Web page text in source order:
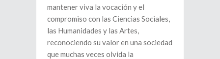
mantener viva la vocación y el
compromiso con las Ciencias Sociales,
las Humanidades y las Artes,
reconociendo su valor en una sociedad
que muchas veces olvida la